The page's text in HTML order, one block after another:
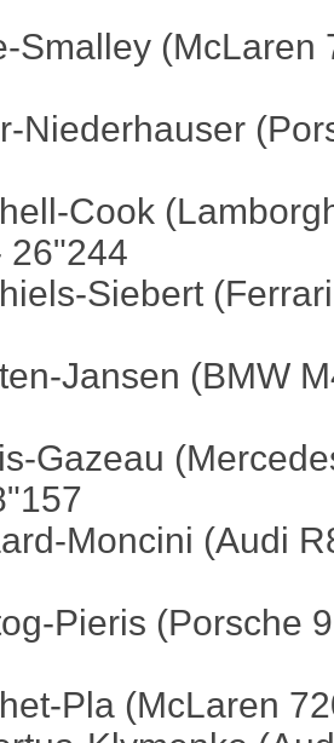
Smalley (McLaren
Niederhauser
Cook
26"244
Siebert
Jansen (BMW
Gazeau
Moncini (Audi
Pieris (Porsche
Pla (McLaren